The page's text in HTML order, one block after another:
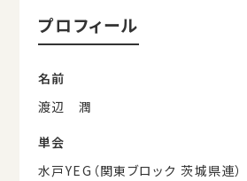
プロフィール
名前
渡辺 潤
単会
水戸YEG（関東ブロック 茨城県連）